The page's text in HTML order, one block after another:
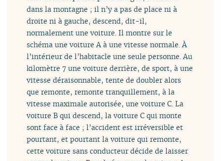
dans la montagne ; il n’y a pas de place ni à
droite ni à gauche, descend, dit-il,
normalement une voiture. Il montre sur le
schéma une voiture A à une vitesse normale. À
l’intérieur de l’habitacle une seule personne. Au
kilomètre 7 une voiture derrière, de sport, à une
vitesse déraisonnable, tente de doubler alors
que remonte, remonte tranquillement, à la
vitesse maximale autorisée, une voiture C. La
voiture B qui descend, la voiture C qui monte
sont face à face ; l’accident est irréversible et
pourtant, et pourtant la voiture qui remonte,
cette voiture sans conducteur décide de laisser